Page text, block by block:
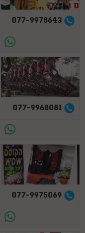
077-9978643
077-9968081
077-9975069